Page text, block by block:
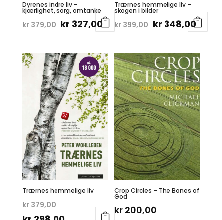
Dyrenes indre liv –
kjærlighet, sorg, omtanke
kr379,00 Opprinnelig
var:
kr 379,00.
kr 327,00Nåværende
er:
kr 327,00.
Trærnes hemmelige liv –
skogen i bilder
kr399,00 Opprinnelig
var:
kr 399,00.
kr 348,00
er:
kr
Trærnes hemmelige liv
kr379,00
Opprinnelig
Crop Circles – The Bones of
God
kr 200,00